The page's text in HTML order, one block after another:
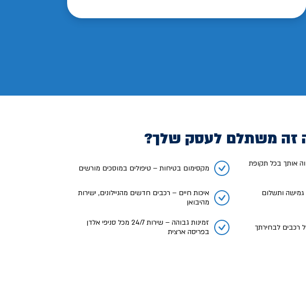
זה משתלם לעסק שלך?
אותך בכל תקופת
מקסימום בטיחות – טיפולים במוסכים מורשים
גמישה ותשלום
איכות חיים – רכבים חדשים מהניילונים, ישירות
מהיבואן
רכבים לבחירתך
זמינות גבוהה – שירות 24/7 מכל סניפי אלדן
בפריסה ארצית